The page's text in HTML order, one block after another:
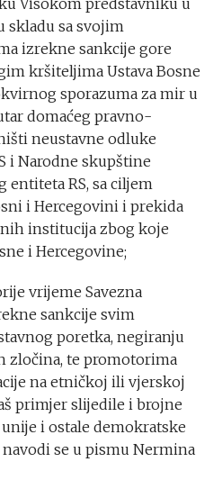
Visokom predstavniku u
skladu sa svojim
izrekne sankcije gore
kršiteljima Ustava Bosne
sporazuma za mir u
domaćeg pravno-
neustavne odluke
i Narodne skupštine
entiteta RS, sa ciljem
i Hercegovini i prekida
institucija zbog koje
i Hercegovine;
vrijeme Savezna
sankcije svim
poretka, negiranju
zločina, te promotorima
na etničkoj ili vjerskoj
primjer slijedile i brojne
i ostale demokratske
navodi se u pismu Nermina